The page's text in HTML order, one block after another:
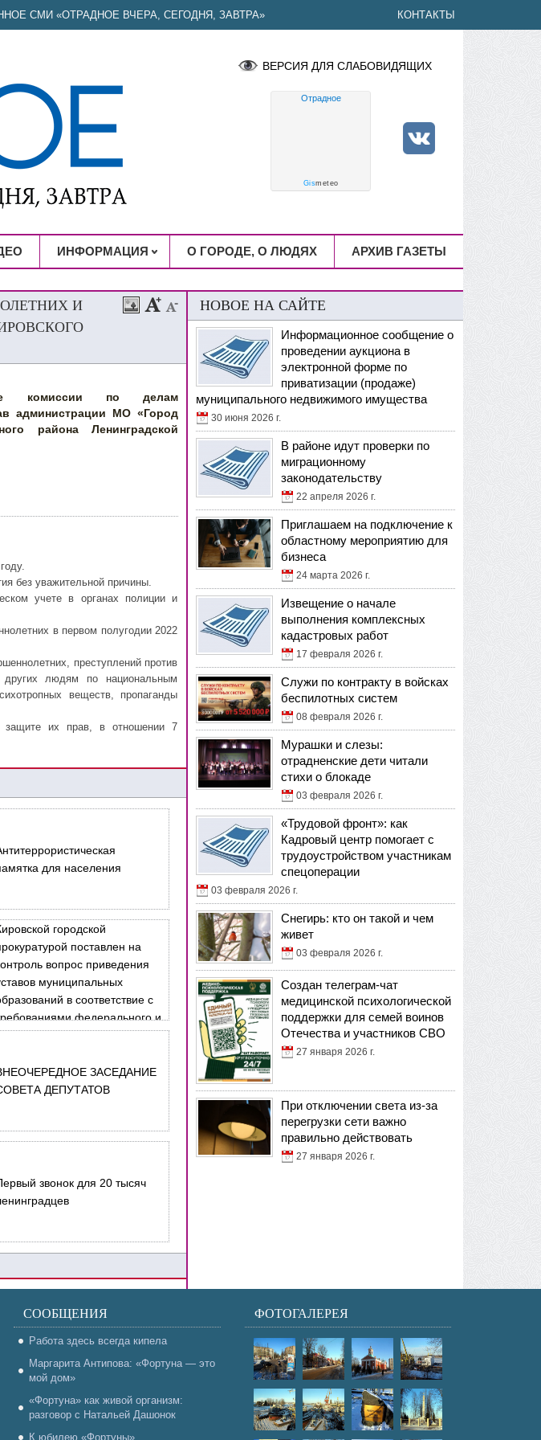
СМИ «ОТРАДНОЕ ВЧЕРА, СЕГОДНЯ, ЗАВТРА» КОНТАКТЫ
ВЕРСИЯ ДЛЯ СЛАБОВИДЯЩИХ
Отрадное
Gismeteo
ИНФОРМАЦИЯ О ГОРОДЕ, О ЛЮДЯХ АРХИВ ГАЗЕТЫ
И
комиссии по делам
администрации МО «Город
района Ленинградской
без уважительной причины.
учете в органах полиции и
в первом полугодии 2022
преступлений против
других людям по национальным
веществ, пропаганды
защите их прав, в отношении 7
для населения
городской
поставлен на
вопрос приведения
муниципальных
в соответствие с
федерального и
ЗАСЕДАНИЕ
ДЕПУТАТОВ
звонок для 20 тысяч
НОВОЕ НА САЙТЕ
Информационное сообщение о
проведении аукциона в
электронной форме по
приватизации (продаже)
муниципального недвижимого имущества
30 июня 2026 г.
В районе идут проверки по
миграционному
законодательству
22 апреля 2026 г.
Приглашаем на подключение к
областному мероприятию для
бизнеса
24 марта 2026 г.
Извещение о начале
выполнения комплексных
кадастровых работ
17 февраля 2026 г.
Служи по контракту в войсках
беспилотных систем
08 февраля 2026 г.
Мурашки и слезы:
отрадненские дети читали
стихи о блокаде
03 февраля 2026 г.
«Трудовой фронт»: как
Кадровый центр помогает с
трудоустройством участникам
спецоперации
03 февраля 2026 г.
Снегирь: кто он такой и чем
живет
03 февраля 2026 г.
Создан телеграм-чат
медицинской психологической
поддержки для семей воинов
Отечества и участников СВО
27 января 2026 г.
При отключении света из-за
перегрузки сети важно
правильно действовать
27 января 2026 г.
СООБЩЕНИЯ
Работа здесь всегда кипела
Маргарита Антипова: «Фортуна — это
мой дом»
«Фортуна» как живой организм:
разговор с Натальей Дашонок
К юбилею «Фортуны»
ФОТОГАЛЕРЕЯ